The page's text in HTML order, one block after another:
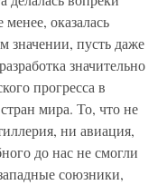
оказалась
значении, пусть даже
значительно
прогресса в
мира. То, что не
ни авиация,
до нас не смогли
союзники,